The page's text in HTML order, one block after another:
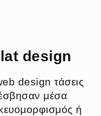
design
design τάσεις
μέσα
ή